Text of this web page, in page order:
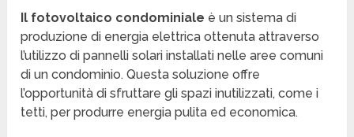
Il fotovoltaico condominiale è un sistema di
produzione di energia elettrica ottenuta attraverso
l’utilizzo di pannelli solari installati nelle aree comuni
di un condominio. Questa soluzione offre
l’opportunità di sfruttare gli spazi inutilizzati, come i
tetti, per produrre energia pulita ed economica.